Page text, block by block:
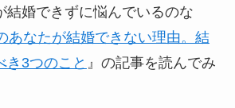
婚できずに悩んでいるのな
あなたが結婚できない理由。結
き3つのこと 』の記事を読んでみ